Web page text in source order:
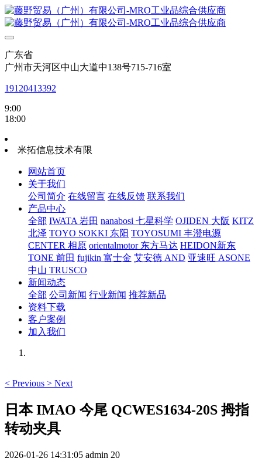
广东省
广州市天河区中山大道中138号715-716室
19120413392
9:00
18:00
米拓信息技术有限
网站首页
关于我们
公司简介 在线留言 在线反馈 联系我们
产品中心
全部 IWATA 岩田 nanabosi 七星科学 OJIDEN 大阪 KITZ
北泽 TOYO SOKKI 东阳 TOYOSUMI 丰澄电源
CENTER 相原 orientalmotor 东方马达 HEIDON新东
TONE 前田 fujikin 富士金 艾安德 AND 亚速旺 ASONE
中山 TRUSCO
新闻动态
全部 公司新闻 行业新闻 推荐新品
资料下载
客户案例
加入我们
< Previous > Next
日本 IMAO 今尾 QCWES1634-20S 拇指
转动夹具
2026-01-26 14:31:05 admin 20